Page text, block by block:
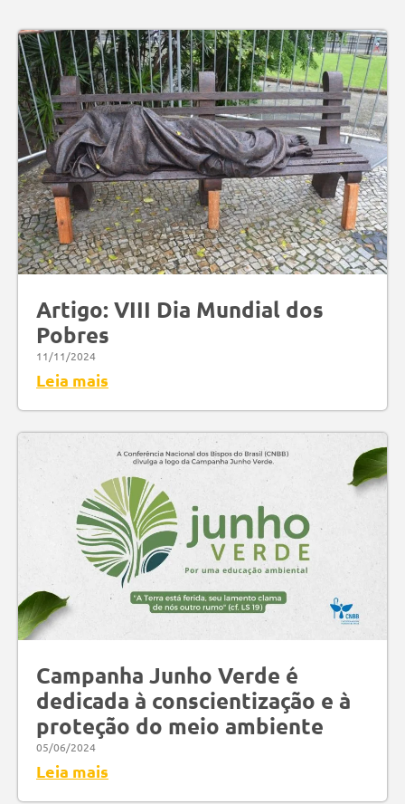
Artigo: VIII Dia Mundial dos
Pobres
11/11/2024
Leia mais
Campanha Junho Verde é
dedicada à conscientização e à
proteção do meio ambiente
05/06/2024
Leia mais